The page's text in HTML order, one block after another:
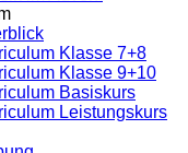
Klasse 7+8
Klasse 9+10
Basiskurs
Leistungskurs